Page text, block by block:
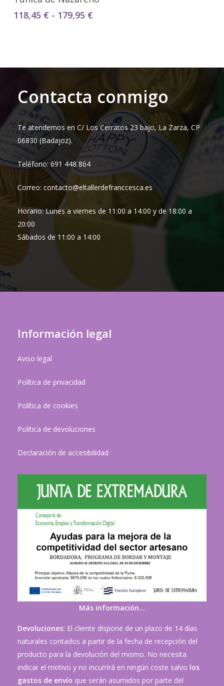
118,45 € - 179,95 €Rango
hasta
Contacta conmigo
Te atendemos en C/ Los Cerratos 23 bajo, La Zarza, CP
06830 (Badajoz).
Teléfono: 691 448 864
Correo: contacto@eltallerdefranccesca.es
Horario: Lunes a viernes de 11:00 a 14:00 y de 18:00 a
20:00
Sábados de 11:00 a 14:00
Información legal
Aviso legal
Política de privacidad
Política de cookies
Política de devoluciones
Declaración de accesibilidad
Más información…
Devoluciones: El cliente dispone de un plazo de 14 días
naturales contados a partir de la fecha de recepción del
producto para la devolución del mismo. No necesita
indicar el motivo y no incurrirá en ningún coste salvo los
gastos de envío que serán asumidos por parte del